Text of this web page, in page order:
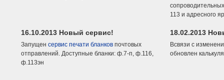
113 и адресного
16.10.2013 Новый сервис!
Запущен сервис печати бланков почтовых
отправлений. Доступные бланки: ф.7-п, ф.116,
ф.113эн
18.02.2013
Всвязи с
обновлен